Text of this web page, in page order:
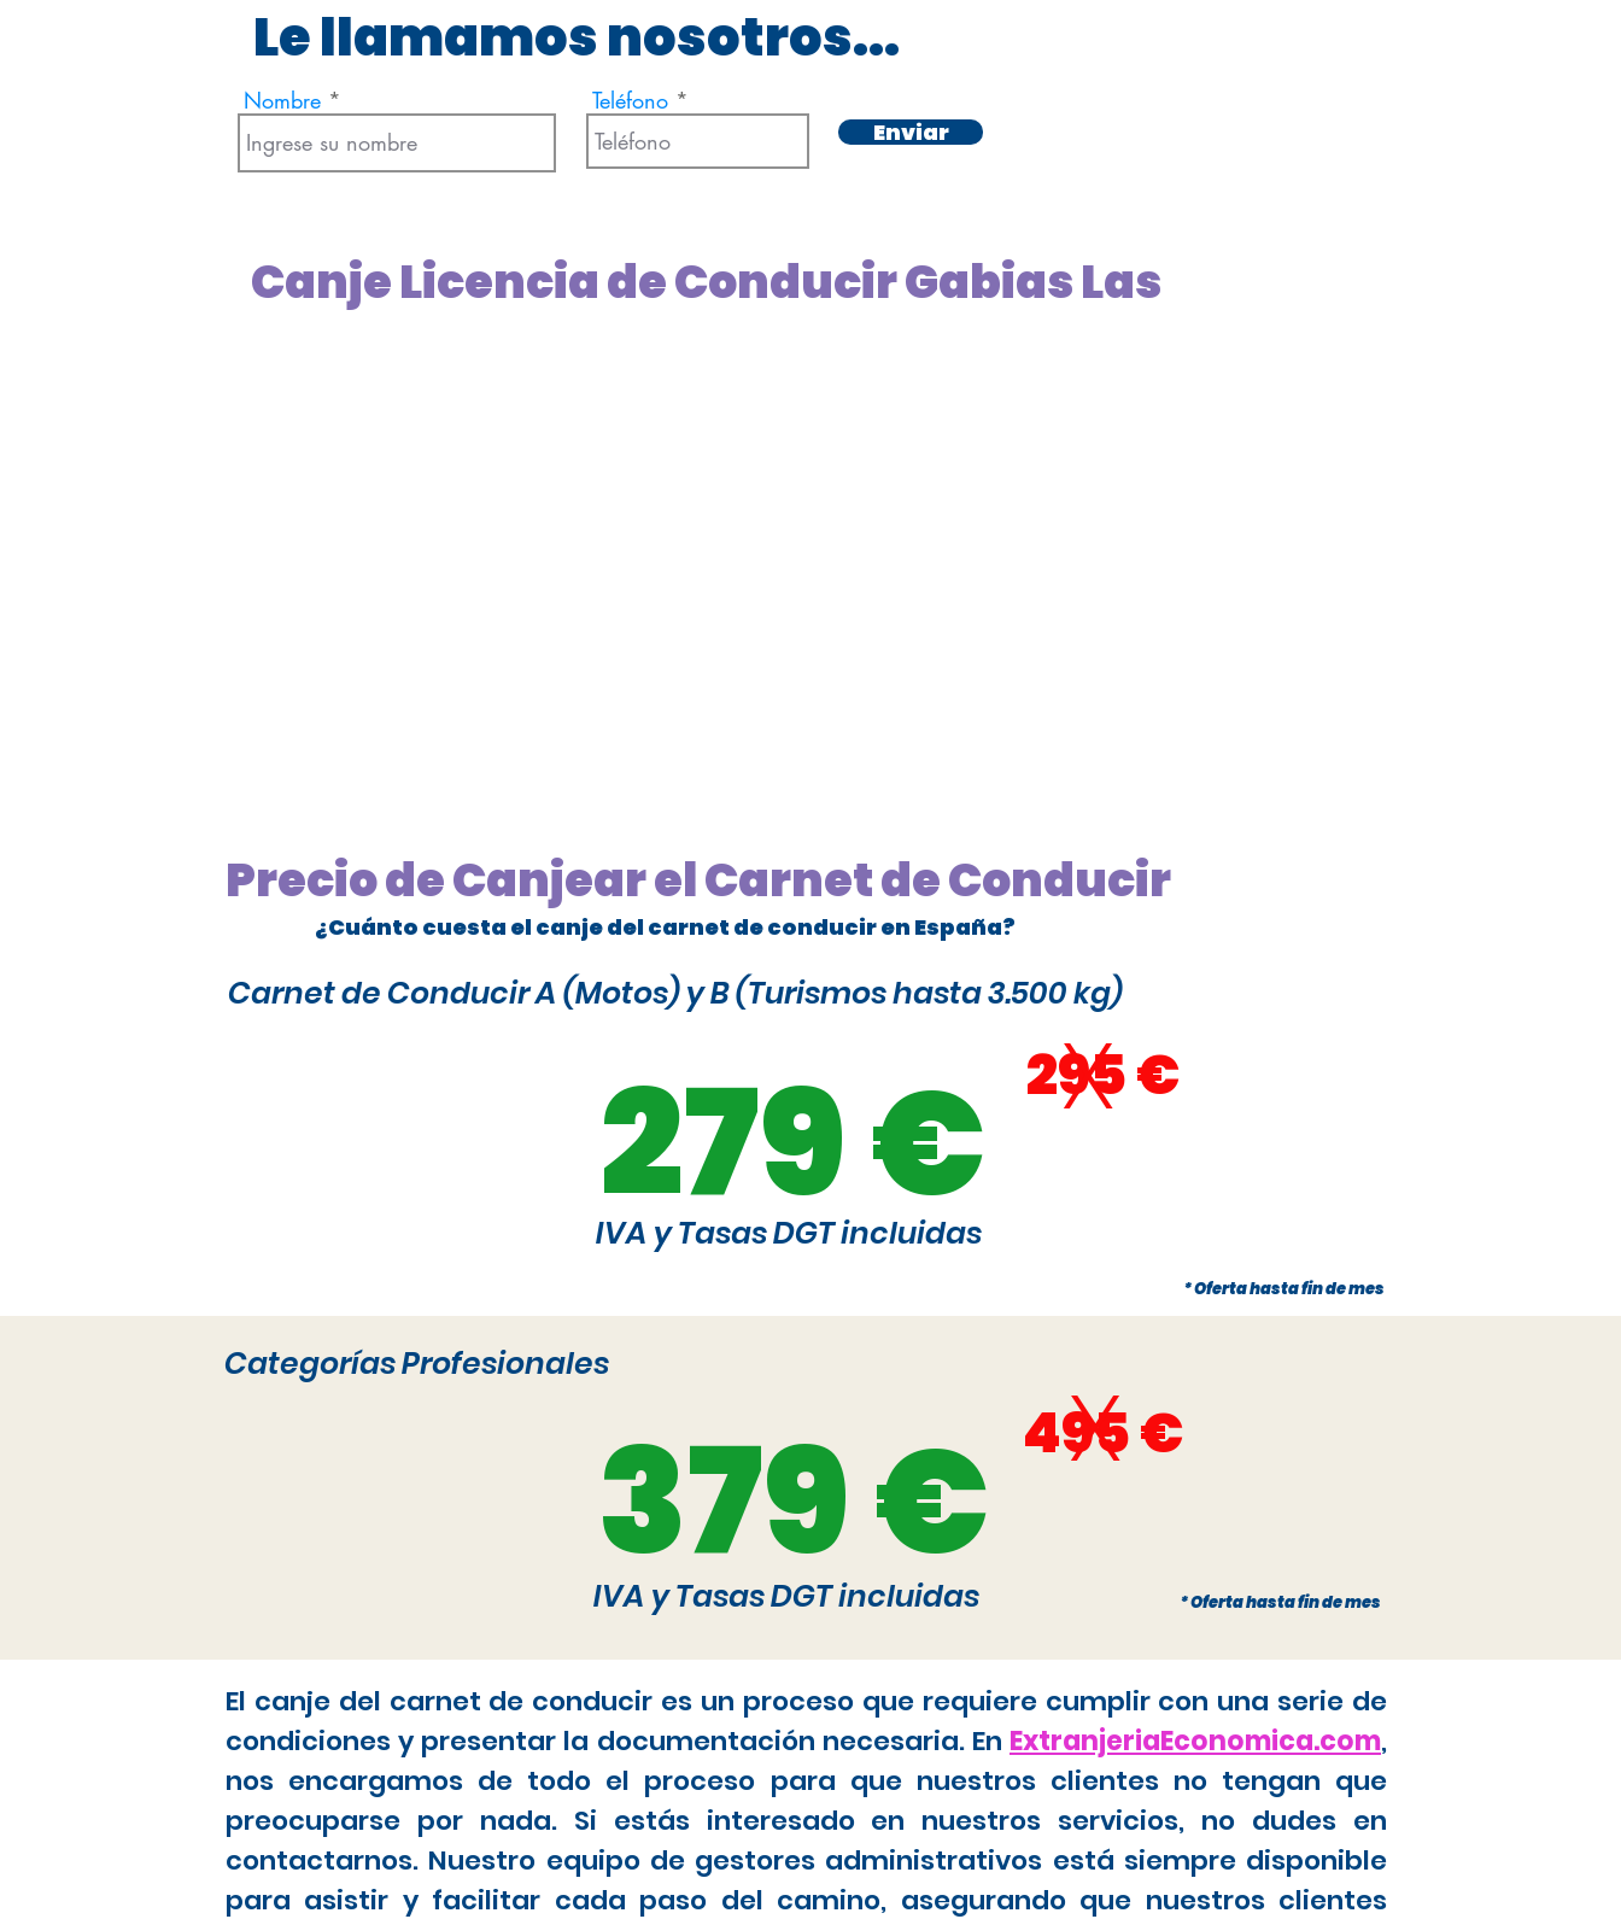
Le llamamos nosotros...
Nombre Teléfono
Enviar
Canje Licencia de Conducir Gabias Las
Precio de Canjear el Carnet de Conducir
¿Cuánto cuesta el canje del carnet de conducir en España?
Carnet de Conducir A (Motos) y B (Turismos hasta 3.500 kg)
279 € 295 €
x
IVA y Tasas DGT incluidas
* Oferta hasta fin de mes
* Oferta hasta fin de mes
Categorías Profesionales
379 € 495 €
x
IVA y Tasas DGT incluidas
El canje del carnet de conducir es un proceso que requiere cumplir con una serie de
condiciones y presentar la documentación necesaria. En ExtranjeriaEconomica.com,
nos encargamos de todo el proceso para que nuestros clientes no tengan que
preocuparse por nada. Si estás interesado en nuestros servicios, no dudes en
contactarnos. Nuestro equipo de gestores administrativos está siempre disponible
para asistir y facilitar cada paso del camino, asegurando que nuestros clientes